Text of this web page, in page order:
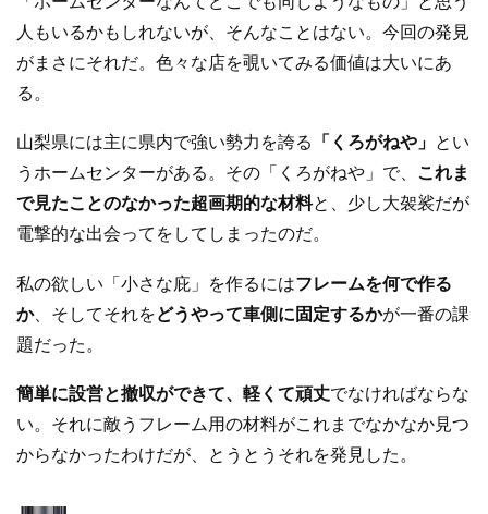
人もいるかもしれないが、そんなことはない。今回の発見
がまさにそれだ。色々な店を覗いてみる価値は大いにあ
る。
山梨県には主に県内で強い勢力を誇る 「くろがねや」 とい
うホームセンターがある。その「くろがねや」で、
これま
で見たことのなかった超画期的な材料と、少し大袈裟だが
電撃的な出会ってをしてしまったのだ。
私の欲しい「小さな庇」を作るにはフレームを何で作る
か、そしてそれをどうやって車側に固定するかが一番の課
題だった。
簡単に設営と撤収ができて、軽くて頑丈でなければならな
い。それに敵うフレーム用の材料がこれまでなかなか見つ
からなかったわけだが、とうとうそれを発見した。